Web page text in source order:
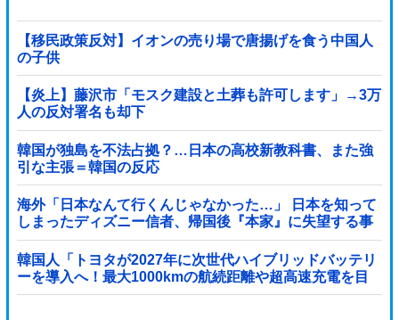
【移民政策反対】イオンの売り場で唐揚げを食う中国人
の子供
【炎上】藤沢市「モスク建設と土葬も許可します」→3万
人の反対署名も却下
韓国が独島を不法占拠？…日本の高校新教科書、また強
引な主張＝韓国の反応
海外「日本なんて行くんじゃなかった…」 日本を知って
しまったディズニー信者、帰国後『本家』に失望する事
態に
韓国人「トヨタが2027年に次世代ハイブリッドバッテリ
ーを導入へ！最大1000kmの航続距離や超高速充電を目
指す」